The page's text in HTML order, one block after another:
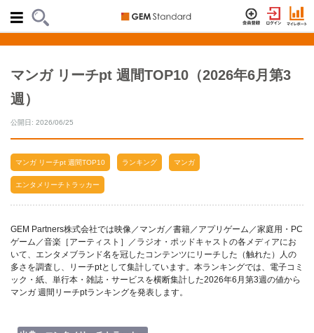
マンガ リーチpt 週間TOP10（2026年6月第3
週）
公開日: 2026/06/25
マンガ リーチpt 週間TOP10 ランキング マンガ
エンタメリーチトラッカー
GEM Partners株式会社では映像／マンガ／書籍／アプリゲーム／家庭用・PC
ゲーム／音楽［アーティスト］／ラジオ・ポッドキャストの各メディアにお
いて、エンタメブランド名を冠したコンテンツにリーチした（触れた）人の
多さを調査し、リーチptとして集計しています。本ランキングでは、電子コミ
ック・紙、単行本・雑誌・サービスを横断集計した2026年6月第3週の値から
マンガ 週間リーチptランキングを発表します。